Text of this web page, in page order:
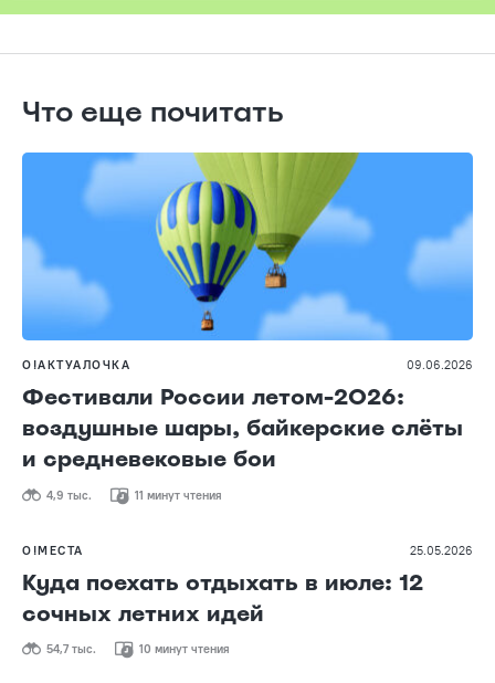
Что еще почитать
О!АКТУАЛОЧКА 09.06.2026
Фестивали России летом-2026:
воздушные шары, байкерские слёты
и средневековые бои
4,9 тыс. 11 минут чтения
О!МЕСТА 25.05.2026
Куда поехать отдыхать в июле: 12
сочных летних идей
54,7 тыс. 10 минут чтения